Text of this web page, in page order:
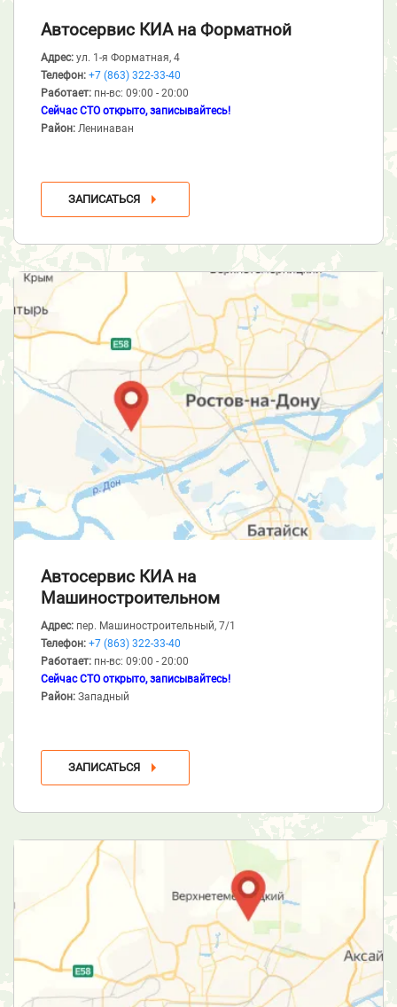
Автосервис КИА на Форматной
Адрес: ул. 1-я Форматная, 4
Телефон: +7 (863) 322-33-40
Работает: пн-вс: 09:00 - 20:00
Сейчас СТО открыто, записывайтесь!
Район: Ленинаван
ЗАПИСАТЬСЯ
Автосервис КИА на
Машиностроительном
Адрес: пер. Машиностроительный, 7/1
Телефон: +7 (863) 322-33-40
Работает: пн-вс: 09:00 - 20:00
Сейчас СТО открыто, записывайтесь!
Район: Западный
ЗАПИСАТЬСЯ